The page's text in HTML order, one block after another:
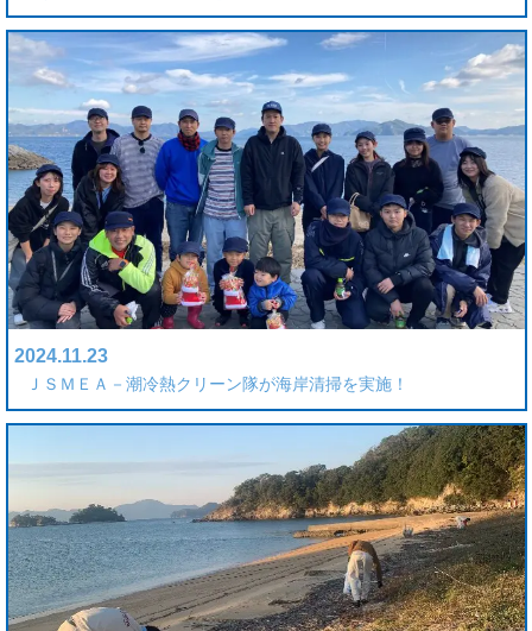
2024.11.23
ＪＳＭＥＡ－潮冷熱クリーン隊が海岸清掃を実施！